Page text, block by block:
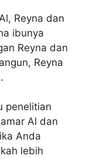
Reyna dan
ibunya
Reyna dan
Reyna
penelitian
Al dan
Anda
lebih